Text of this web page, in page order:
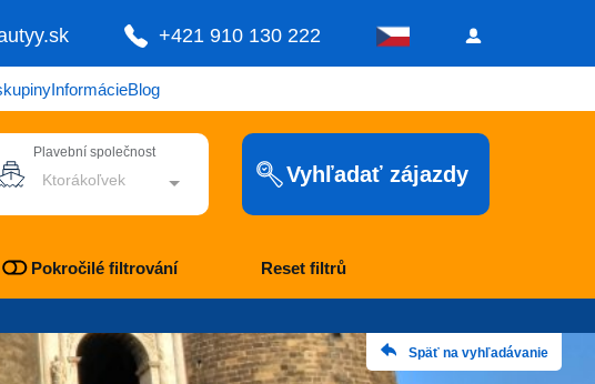
+421 910 130 222
InformácieBlog
Plavební společnost
Ktorákoľvek Vyhľadať zájazdy
Pokročilé filtrování Reset filtrů
Späť na vyhľadávanie